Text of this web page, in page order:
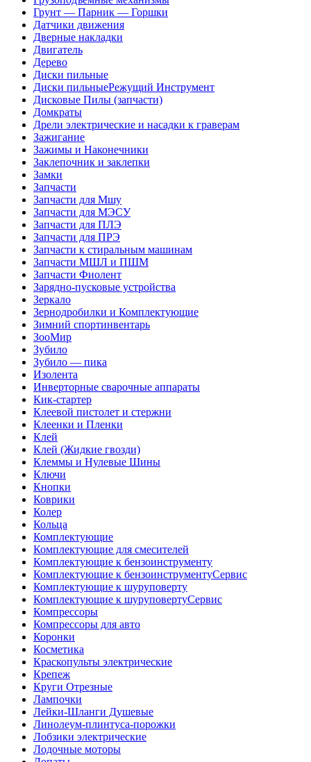
Грунт — Парник — Горшки
Датчики движения
Дверные накладки
Двигатель
Дерево
Диски пильные
Диски пильныеРежущий Инструмент
Дисковые Пилы (запчасти)
Домкраты
Дрели электрические и насадки к граверам
Зажигание
Зажимы и Наконечники
Заклепочник и заклепки
Замки
Запчасти
Запчасти для Мшу
Запчасти для МЭСУ
Запчасти для ПЛЭ
Запчасти для ПРЭ
Запчасти к стиральным машинам
Запчасти МШЛ и ПШМ
Запчасти Фиолент
Зарядно-пусковые устройства
Зеркало
Зернодробилки и Комплектующие
Зимний спортинвентарь
ЗооМир
Зубило
Зубило — пика
Изолента
Инверторные сварочные аппараты
Кик-стартер
Клеевой пистолет и стержни
Клеенки и Пленки
Клей
Клей (Жидкие гвозди)
Клеммы и Нулевые Шины
Ключи
Кнопки
Коврики
Колер
Кольца
Комплектующие
Комплектующие для смесителей
Комплектующие к бензоинструменту
Комплектующие к бензоинструментуСервис
Комплектующие к шуруповерту
Комплектующие к шуруповертуСервис
Компрессоры
Компрессоры для авто
Коронки
Косметика
Краскопульты электрические
Крепеж
Круги Отрезные
Лампочки
Лейки-Шланги Душевые
Линолеум-плинтуса-порожки
Лобзики электрические
Лодочные моторы